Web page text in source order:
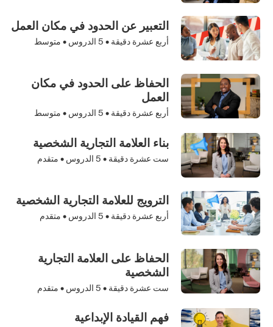
التعبير عن الحدود في مكان العمل
أربع عشرة دقيقة • 5 الدروس • متوسط
الحفاظ على الحدود في مكان
العمل
أربع عشرة دقيقة • 5 الدروس • متوسط
بناء العلامة التجارية الشخصية
ست عشرة دقيقة • 5 الدروس • متقدم
الترويج للعلامة التجارية الشخصية
أربع عشرة دقيقة • 5 الدروس • متقدم
الحفاظ على العلامة التجارية
الشخصية
ست عشرة دقيقة • 5 الدروس • متقدم
فهم القيادة الإبداعية